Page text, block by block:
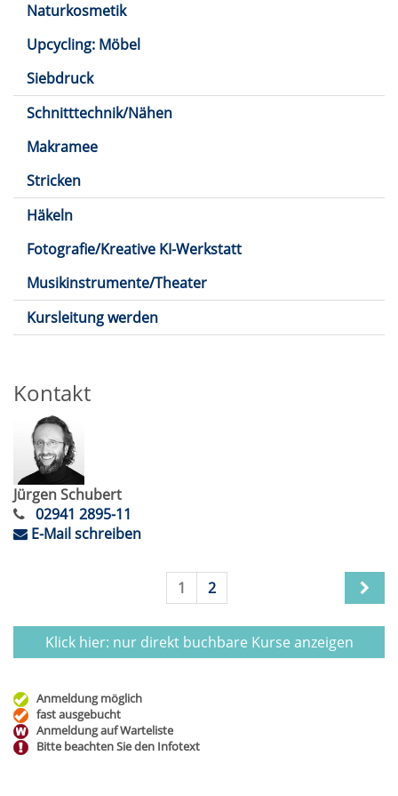
Naturkosmetik
Upcycling: Möbel
Siebdruck
Schnitttechnik/Nähen
Makramee
Stricken
Häkeln
Fotografie/Kreative KI-Werkstatt
Musikinstrumente/Theater
Kursleitung werden
Kontakt
Jürgen Schubert
02941 2895-11
E-Mail schreiben
1 2
Klick hier: nur direkt buchbare Kurse anzeigen
Anmeldung möglich
fast ausgebucht
Anmeldung auf Warteliste
Bitte beachten Sie den Infotext